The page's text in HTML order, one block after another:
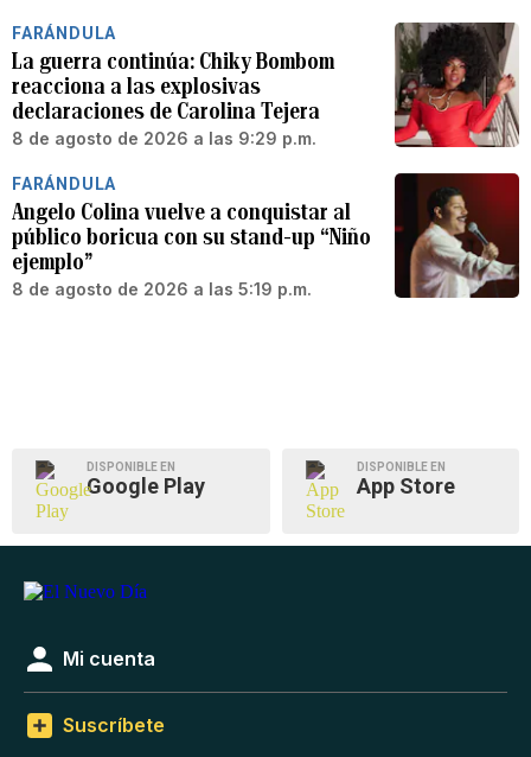
FARÁNDULA
La guerra continúa: Chiky Bombom
reacciona a las explosivas
declaraciones de Carolina Tejera
8 de agosto de 2026 a las 9:29 p.m.
FARÁNDULA
Angelo Colina vuelve a conquistar al
público boricua con su stand-up “Niño
ejemplo”
8 de agosto de 2026 a las 5:19 p.m.
DISPONIBLE EN
Google Play
DISPONIBLE EN
App Store
Mi cuenta
Suscríbete